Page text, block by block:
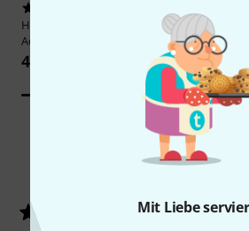
Mit Liebe
Harley Benton
Action Gauge
4,90 €
33 €
4.7/ 5